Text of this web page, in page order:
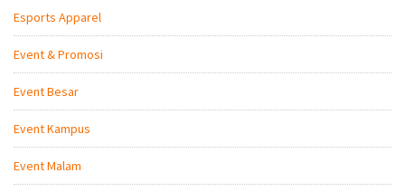
Esports Apparel
Event & Promosi
Event Besar
Event Kampus
Event Malam